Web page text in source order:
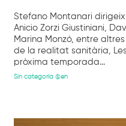
Stefano Montanari
Anicio Zorzi Giustiniani,
Marina Monzó, entre
de la realitat sanitària,
pròxima temporada...
Sin categoría @en